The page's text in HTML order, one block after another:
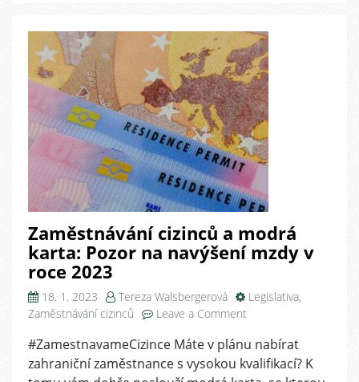
Zaměstnávání cizinců a modrá
karta: Pozor na navýšení mzdy v
roce 2023
18. 1. 2023 Tereza Walsbergerová Legislativa,
Zaměstnávání cizinců
Leave a Comment
cizinců
a
#ZamestnavameCizince Máte v plánu nabírat
zahraniční zaměstnance s vysokou kvalifikací? K